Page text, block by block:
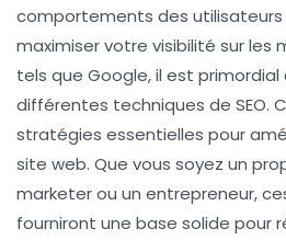
comportements des utilisateurs
maximiser votre visibilité sur les
tels que Google, il est
différentes techniques de SEO.
stratégies essentielles pour
site web. Que vous soyez un
marketer ou un entrepreneur,
fourniront une base solide pour